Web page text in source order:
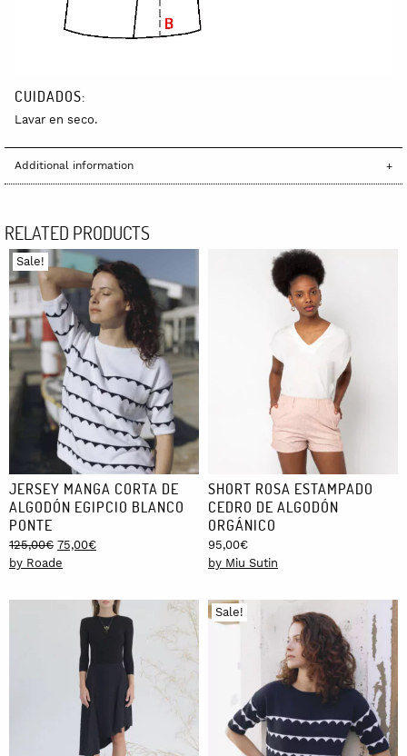
CUIDADOS:
Lavar en seco.
Additional information
RELATED PRODUCTS
Sale!
JERSEY MANGA CORTA DE
ALGODÓN EGIPCIO BLANCO
PONTE
125,00€ Original
price
125,00€.
75,00€Current
75,00€.
by Roade
SHORT ROSA ESTAMPADO
CEDRO DE ALGODÓN
ORGÁNICO
95,00€
by Miu Sutin
Sale!